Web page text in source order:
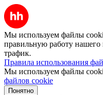
Мы используем файлы
правильную работу нашего
трафик.
Правила использования
Мы используем файлы
файлов cookie
Понятно